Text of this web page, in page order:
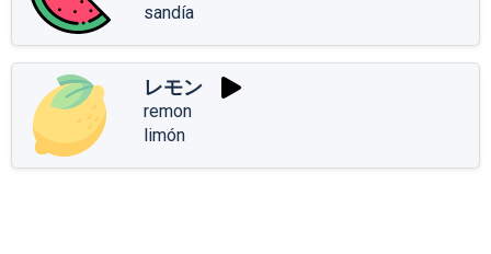
sandía
レモン
remon
limón